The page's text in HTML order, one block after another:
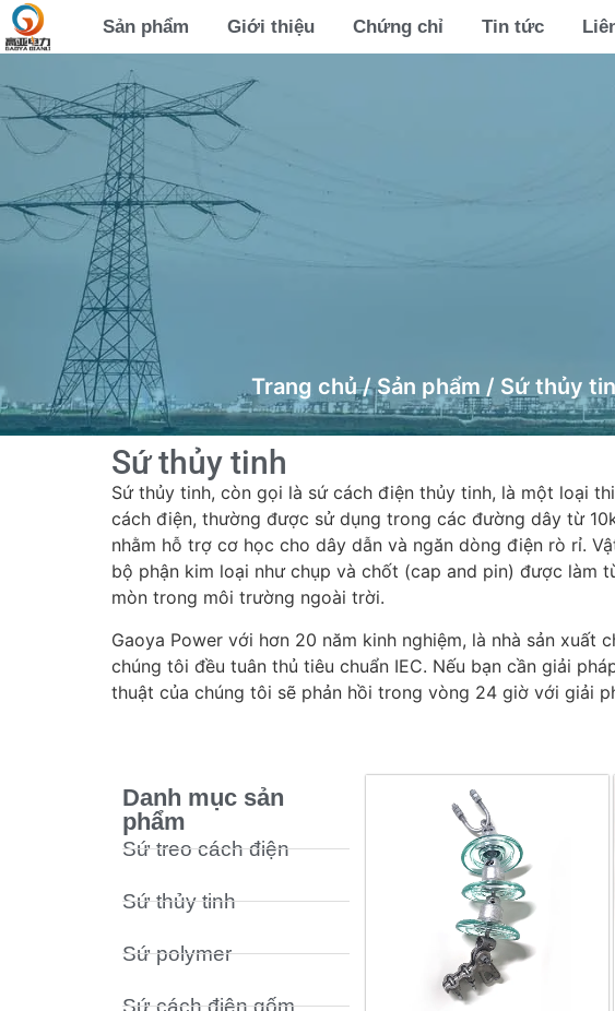
Sản phẩm Giới thiệu Chứng chỉ Tin tức
Trang chủ/Sản phẩm / Sứ thủy
Sứ thủy tinh
Sứ thủy tinh, còn gọi là sứ cách điện thủy tinh, là một loại
cách điện, thường được sử dụng trong các đường dây từ
nhằm hỗ trợ cơ học cho dây dẫn và ngăn dòng điện rò rỉ.
bộ phận kim loại như chụp và chốt (cap and pin) được làm
mòn trong môi trường ngoài trời.
Gaoya Power với hơn 20 năm kinh nghiệm, là nhà sản
chúng tôi đều tuân thủ tiêu chuẩn IEC. Nếu bạn cần giải
thuật của chúng tôi sẽ phản hồi trong vòng 24 giờ với giải
Danh mục sản
phẩm
Sứ treo cách điện
Sứ thủy tinh
Sứ polymer
Sứ cách điện gốm